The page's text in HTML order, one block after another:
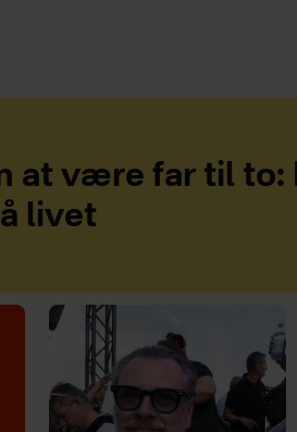
at være far til to:
livet